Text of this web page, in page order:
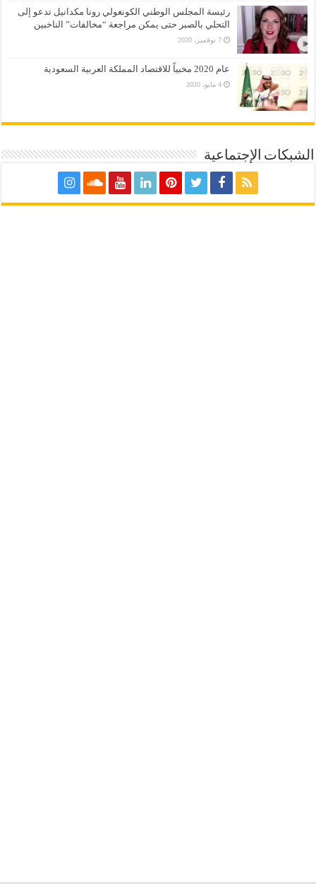
رئيسة المجلس الوطني الكونغولي رونا مكدانيل تدعو إلى
التحلي بالصبر حتى يمكن مراجعة “مخالفات” الناخبين
7 نوفمبر، 2020
عام 2020 مخبياً للاقتصاد المملكة العربية السعودية
4 مايو، 2020
الشبكات الإجتماعية